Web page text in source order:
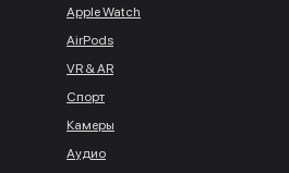
Apple Watch
AirPods
VR & AR
Спорт
Камеры
Аудио